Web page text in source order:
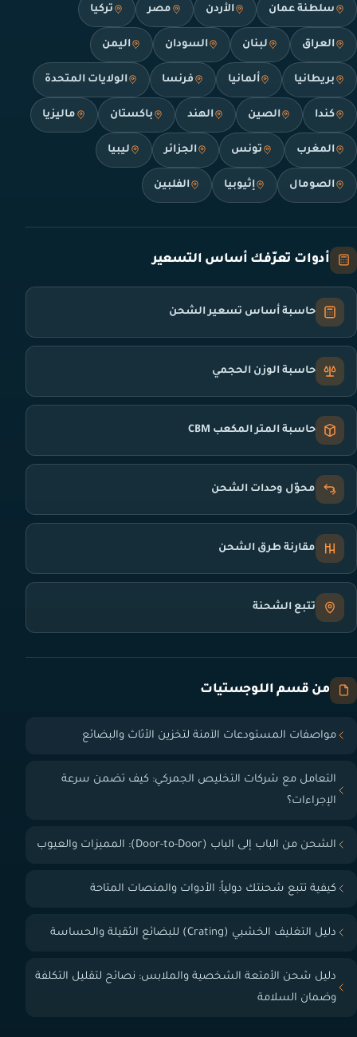
سلطنة عمان الأردن مصر تركيا
العراق لبنان السودان اليمن
بريطانيا ألمانيا فرنسا الولايات المتحدة
كندا الصين الهند باكستان ماليزيا
المغرب تونس الجزائر ليبيا
الصومال إثيوبيا الفلبين
أدوات تعرّفك أساس التسعير
حاسبة أساس تسعير الشحن
حاسبة الوزن الحجمي
حاسبة المتر المكعب CBM
محوّل وحدات الشحن
مقارنة طرق الشحن
تتبع الشحنة
من قسم اللوجستيات
مواصفات المستودعات الآمنة لتخزين الأثاث والبضائع
التعامل مع شركات التخليص الجمركي: كيف تضمن سرعة
الإجراءات؟
الشحن من الباب إلى الباب (Door-to-Door): المميزات والعيوب
كيفية تتبع شحنتك دولياً: الأدوات والمنصات المتاحة
دليل التغليف الخشبي (Crating) للبضائع الثقيلة والحساسة
دليل شحن الأمتعة الشخصية والملابس: نصائح لتقليل التكلفة
وضمان السلامة